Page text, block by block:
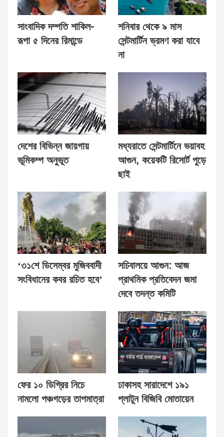
সাংবাদিক দম্পতি শাকিল-
রূপা ৫ দিনের রিমান্ডে
শনিবার থেকে ৯ মাস
সেন্টমার্টিন ভ্রমণ করা যাবে
না
দেশের বিভিন্ন জায়গায়
ভূমিকম্প অনুভূত
মধ্যরাতে সেন্টমার্টিনে ভয়াবহ
আগুন, কয়েকটি রিসোর্ট পুড়ে
ছাই
‘৩১শে ডিসেম্বর মুজিববাদী
সংবিধানের কবর রচিত হবে’
সচিবালয়ে আগুন: আজ
প্রাথমিক প্রতিবেদন জমা
দেবে তদন্ত কমিটি
ফের ১০ ডিগ্রির নিচে
নামলো পঞ্চগড়ের তাপমাত্রা
ঢাকাসহ সারাদেশে ১৯১
প্লাটুন বিজিবি মোতায়েন